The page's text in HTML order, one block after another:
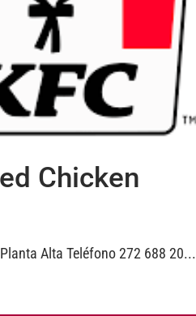
Chicken
Alta Teléfono 272 688 20...